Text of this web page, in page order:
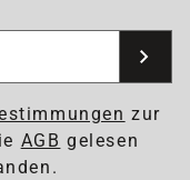
zur
AGB gelesen